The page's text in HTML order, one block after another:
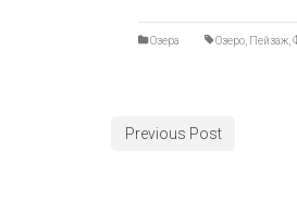
Озера Озеро, Пейзаж,
Previous Post